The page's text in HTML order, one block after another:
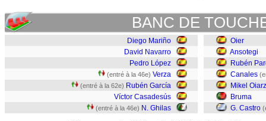
BANC DE
Diego Mariño
David Navarro
Pedro López
(entré à la 46e) Verza
(entré à la 62e) Rubén García
Víctor Casadesús
(entré à la 46e) N. Ghilas
Oier
Ansotegi
Rubén
Canales
Mikel
Bruma
G. Castro